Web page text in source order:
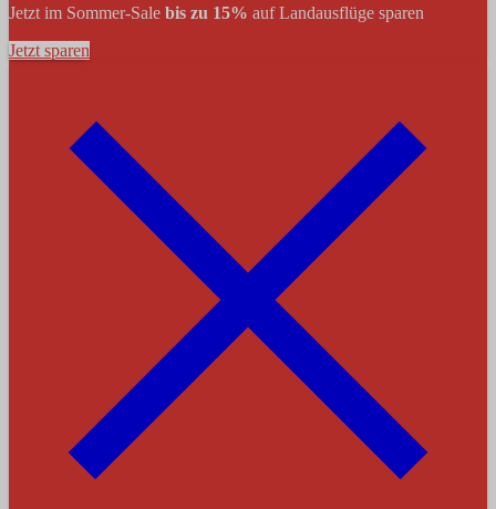
Jetzt im Sommer-Sale bis zu 15% auf Landausflüge sparen
Jetzt sparen